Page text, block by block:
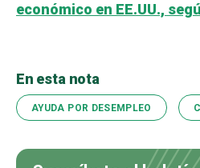
económico en EE.UU.,
En esta nota
AYUDA POR DESEMPLEO